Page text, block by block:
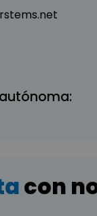
con